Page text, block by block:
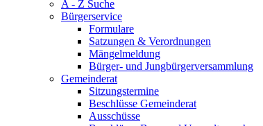
A - Z Suche
Bürgerservice
Formulare
Satzungen & Verordnungen
Mängelmeldung
Bürger- und Jungbürgerversammlung
Gemeinderat
Sitzungstermine
Beschlüsse Gemeinderat
Ausschüsse